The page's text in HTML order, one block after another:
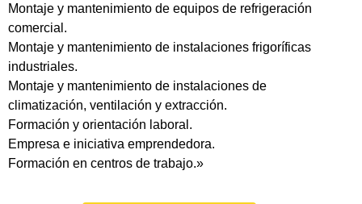
Montaje y mantenimiento de equipos de refrigeración
comercial.
Montaje y mantenimiento de instalaciones frigoríficas
industriales.
Montaje y mantenimiento de instalaciones de
climatización, ventilación y extracción.
Formación y orientación laboral.
Empresa e iniciativa emprendedora.
Formación en centros de trabajo.»